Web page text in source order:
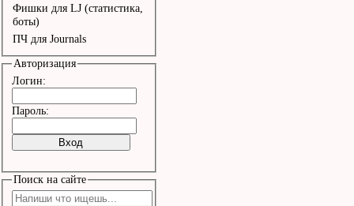
Фишки для LJ (статистика,
боты)
ПЧ для Journals
Авторизация
Логин:
Пароль:
Поиск на сайте